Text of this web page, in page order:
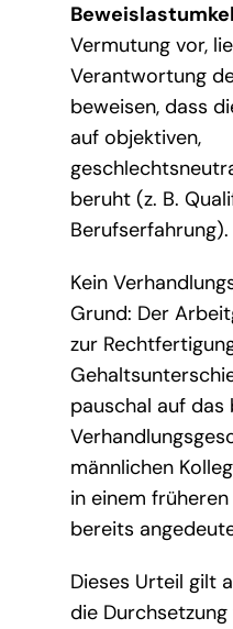
Vermutung vor,
Verantwortung
beweisen, dass
auf objektiven,
beruht (z. B.
Berufserfahrung).
Kein
Grund: Der
zur
pauschal auf das
männlichen
in einem
bereits
Dieses Urteil gilt
die Durchsetzung